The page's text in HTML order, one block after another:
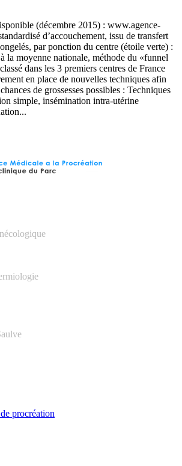
(décembre 2015) : www.agence-
d’accouchement, issu de transfert
par ponction du centre (étoile verte) :
la moyenne nationale, méthode du «funnel
dans les 3 premiers centres de France
en place de nouvelles techniques afin
de grossesses possibles : Techniques
simple, insémination intra-utérine
procréation